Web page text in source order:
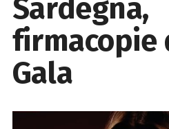
Sardegna,
firmacopie
Gala